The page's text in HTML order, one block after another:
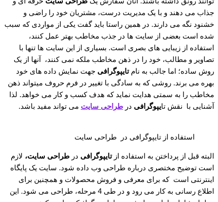
جذاب می دهند و با یک مدیریت درست، مشتریان خود را راضی و
خشنود نگه می دارند. در همین راستا باید گفت یکی از مواردی که سبب
شده است بعضی از سایت ها در جذب مخاطب بهتر عمل کنند،
استفاده از زیبایی های بصری است. بسیاری از این سایت ها تنها با
تصاویر و مطالب، خود را در ذهن مخاطب ملکه نمی کنند، آنها از یک
روش ساده؛ اما جالب به نامتایپوگرافی جهت نمایش داده های خود
بهره می برند. روشی که به سادگی با تغییر در فرم حروف میتواند ذهن
مخاطب را به سمتی هدایت نماید که هدف کسب و کار می خواهد. لذا
آشنایی با نقش تایپوگرافی در طراحی سایت می تواند مفید باشد.
استفاده از تایپوگرافی در طراحی سایت
البته قبل از پرداختن به استفاده ازتایپوگرافی در طراحی سایت، لازم
است توضیح مختصری درباره طراحی وب داده شود. سایت یک پایگاه
اینترنتی است که برای معرفی و فروش محصولات و همچنین برای
اطلاع رسانی به کار می رود و در طی 4 مرحله، طراحی می شود. این